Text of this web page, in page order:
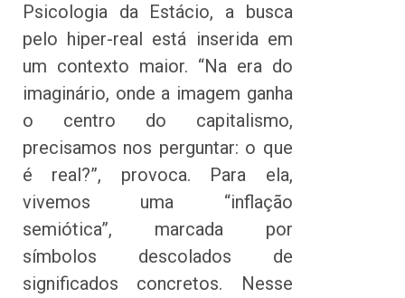
Psicologia da Estácio, a busca
pelo hiper-real está inserida em
um contexto maior. “Na era do
imaginário, onde a imagem ganha
o centro do capitalismo,
precisamos nos perguntar: o que
é real?”, provoca. Para ela,
vivemos uma “inflação
semiótica”, marcada por
símbolos descolados de
significados concretos. Nesse